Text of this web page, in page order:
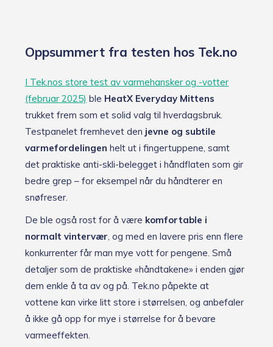
Oppsummert fra testen hos Tek.no
I Tek.nos store test av varmehansker og -votter
(februar 2025) ble HeatX Everyday Mittens
trukket frem som et solid valg til hverdagsbruk.
Testpanelet fremhevet den jevne og subtile
varmefordelingen helt ut i fingertuppene, samt
det praktiske anti-skli-belegget i håndflaten som gir
bedre grep – for eksempel når du håndterer en
snøfreser.
De ble også rost for å være komfortable i
normalt vintervær, og med en lavere pris enn flere
konkurrenter får man mye vott for pengene. Små
detaljer som de praktiske «håndtakene» i enden gjør
dem enkle å ta av og på. Tek.no påpekte at
vottene kan virke litt store i størrelsen, og anbefaler
å ikke gå opp for mye i størrelse for å bevare
varmeeffekten.